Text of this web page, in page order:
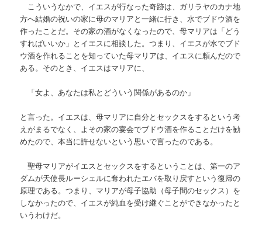
こういうなかで、イエスが行なった奇跡は、ガリラヤのカナ地
方へ結婚の祝いの家に母のマリアと一緒に行き、水でブドウ酒を
作ったことだ。その家の酒がなくなったので、母マリアは「どう
すればいいか」とイエスに相談した。つまり、イエスが水でブド
ウ酒を作れることを知っていた母マリアは、イエスに頼んだので
ある。そのとき、イエスはマリアに、
「女よ、あなたは私とどういう関係があるのか」
と言った。イエスは、母マリアに自分とセックスをするという考
えがまるでなく、よその家の宴会でブドウ酒を作ることだけを勧
めたので、本当に許せないという思いで言ったのである。
聖母マリアがイエスとセックスをするということは、第一のア
ダムが天使長ルーシェルに奪われたエバを取り戻すという復帰の
原理である。つまり、マリアが母子協助（母子間のセックス）を
しなかったので、イエスが純血を受け継ぐことができなかったと
いうわけだ。